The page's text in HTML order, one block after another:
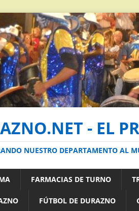
- EL
NUESTRO DEPARTAMENTO AL
FARMACIAS DE TURNO
FÚTBOL DE DURAZNO